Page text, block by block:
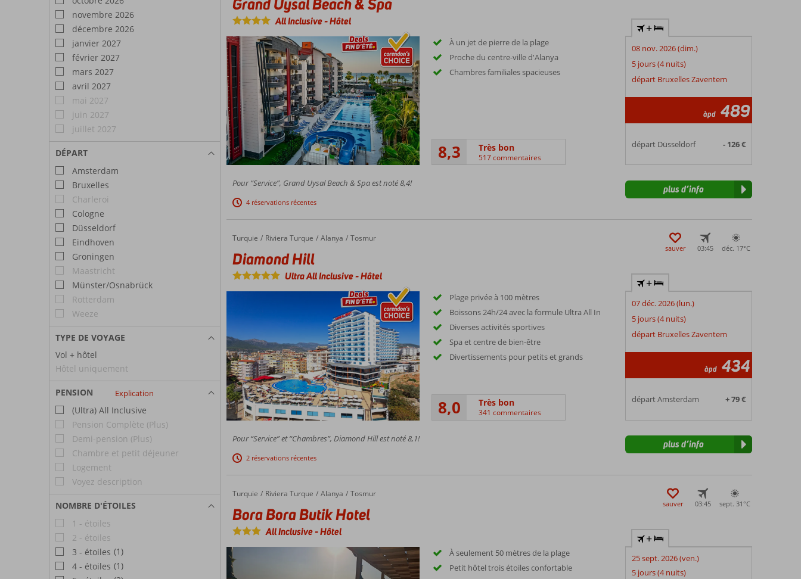
novembre 2026
décembre 2026
janvier 2027
février 2027
mars 2027
avril 2027
mai 2027
juin 2027
juillet 2027
DÉPART
Amsterdam
Bruxelles
Charleroi
Cologne
Düsseldorf
Eindhoven
Groningen
Maastricht
Münster/Osnabrück
Rotterdam
Weeze
TYPE DE VOYAGE
Vol + hôtel
Hôtel uniquement
PENSION Explication
(Ultra) All Inclusive
Pension Complète (Plus)
Demi-pension (Plus)
Chambre et petit déjeuner
Logement
Voyez description
NOMBRE D'ÉTOILES
1 - étoiles
2 - étoiles
3 - étoiles (1)
4 - étoiles (1)
All Inclusive-Hôtel
À un jet de pierre de la plage
Proche du centre-ville d'Alanya
Chambres familiales spacieuses
8,3 Très bon
517 commentaires
+
08 nov. 2026 (dim.)
5 jours (4 nuits)
départ Bruxelles Zaventem
àpd 489
départ Düsseldorf - 126 €
Pour “Service”, Grand Uysal Beach & Spa est noté 8,4!
4 réservations récentes
plus d’info
Accueil
Turquie Riviera Turque Alanya Tosmur
Diamond Hill
Diamond Hill
Ultra All Inclusive-Hôtel
sauver 03:45 déc. 17°C
Plage privée à 100 mètres
Boissons 24h/24 avec la formule Ultra All In
Diverses activités sportives
Spa et centre de bien-être
Divertissements pour petits et grands
8,0 Très bon
341 commentaires
+
07 déc. 2026 (lun.)
5 jours (4 nuits)
départ Bruxelles Zaventem
àpd 434
départ Amsterdam + 79 €
Pour “Service” et “Chambres”, Diamond Hill est noté 8,1!
2 réservations récentes
plus d’info
Accueil
Turquie Riviera Turque Alanya Tosmur
Bora Bora Butik Hotel
Bora Bora Butik Hotel
All Inclusive-Hôtel
sauver 03:45 sept. 31°C
À seulement 50 mètres de la plage
Petit hôtel trois étoiles confortable
+
25 sept. 2026 (ven.)
5 jours (4 nuits)